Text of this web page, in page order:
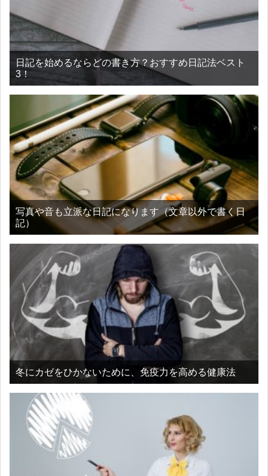
日記を始めるならどの書き方？おすすめ日記法ベスト
3！
写真や音も立派な日記になります（文章以外で書く日
記）
冬にカゼをひかないために、免疫力を高める健康法